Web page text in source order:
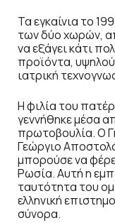
Τα εγκαίνια το
των δύο χωρών,
να εξάγει κάτι
προϊόντα,
ιατρική
Η φιλία του
γεννήθηκε μέσα
πρωτοβουλία. Ο
Γεώργιο
μπορούσε να
Ρωσία. Αυτή η
ταυτότητα του
ελληνική
σύνορα.